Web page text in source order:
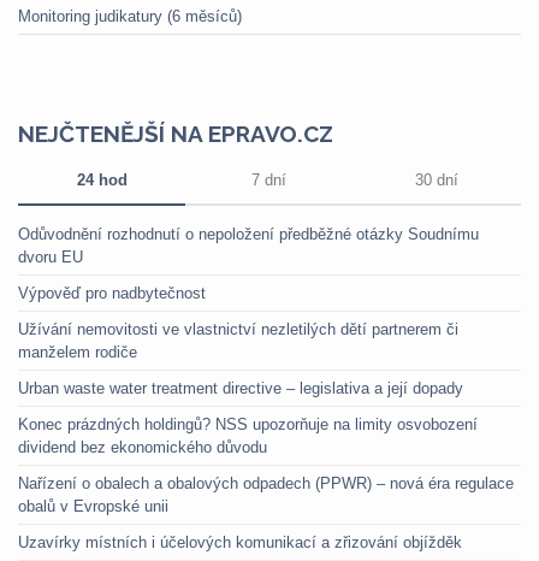
Monitoring judikatury (6 měsíců)
NEJČTENĚJŠÍ NA EPRAVO.CZ
24 hod 7 dní 30 dní
Odůvodnění rozhodnutí o nepoložení předběžné otázky Soudnímu
dvoru EU
Výpověď pro nadbytečnost
Užívání nemovitosti ve vlastnictví nezletilých dětí partnerem či
manželem rodiče
Urban waste water treatment directive – legislativa a její dopady
Konec prázdných holdingů? NSS upozorňuje na limity osvobození
dividend bez ekonomického důvodu
Nařízení o obalech a obalových odpadech (PPWR) – nová éra regulace
obalů v Evropské unii
Uzavírky místních i účelových komunikací a zřizování objížděk